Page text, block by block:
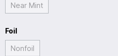
Near Mint
Foil
Nonfoil